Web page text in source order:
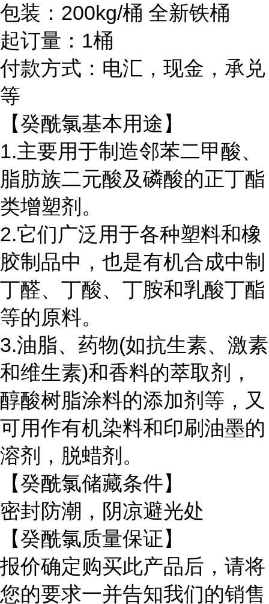
包装：200kg/桶 全新铁桶
起订量：1桶
付款方式：电汇，现金，承兑
等
【癸酰氯基本用途】
1.主要用于制造邻苯二甲酸、
脂肪族二元酸及磷酸的正丁酯
类增塑剂。
2.它们广泛用于各种塑料和橡
胶制品中，也是有机合成中制
丁醛、丁酸、丁胺和乳酸丁酯
等的原料。
3.油脂、药物(如抗生素、激素
和维生素)和香料的萃取剂，
醇酸树脂涂料的添加剂等，又
可用作有机染料和印刷油墨的
溶剂，脱蜡剂。
【癸酰氯储藏条件】
密封防潮，阴凉避光处
【癸酰氯质量保证】
报价确定购买此产品后，请将
您的要求一并告知我们的销售